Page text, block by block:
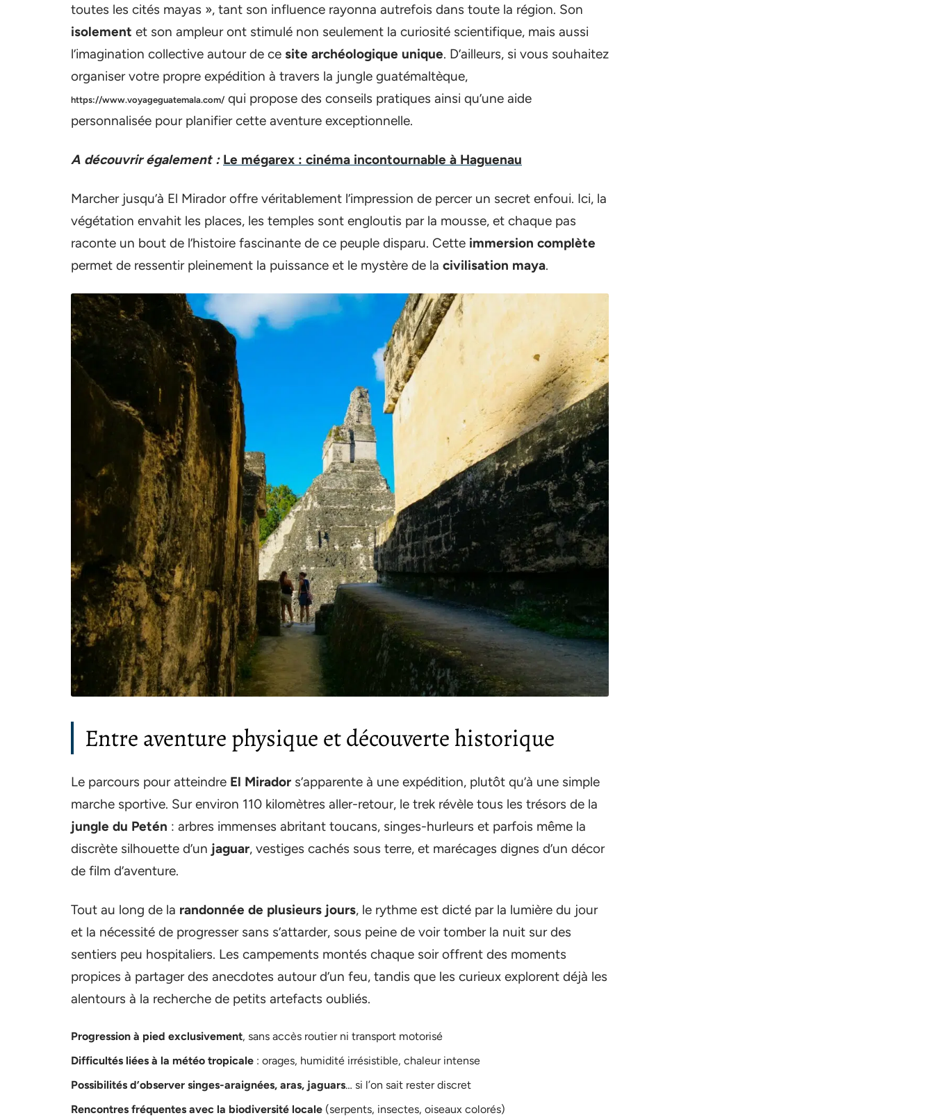
toutes les cités mayas », tant son influence rayonna autrefois dans toute la région. Son
isolement et son ampleur ont stimulé non seulement la curiosité scientifique, mais aussi
l’imagination collective autour de ce site archéologique unique. D’ailleurs, si vous souhaitez
organiser votre propre expédition à travers la jungle guatémaltèque,
https://www.voyageguatemala.com/ qui propose des conseils pratiques ainsi qu’une aide
personnalisée pour planifier cette aventure exceptionnelle.
A découvrir également : Le mégarex : cinéma incontournable à Haguenau
Marcher jusqu’à El Mirador offre véritablement l’impression de percer un secret enfoui. Ici, la
végétation envahit les places, les temples sont engloutis par la mousse, et chaque pas
raconte un bout de l’histoire fascinante de ce peuple disparu. Cette immersion complète
permet de ressentir pleinement la puissance et le mystère de la civilisation maya.
Entre aventure physique et découverte historique
Le parcours pour atteindre El Mirador s’apparente à une expédition, plutôt qu’à une simple
marche sportive. Sur environ 110 kilomètres aller-retour, le trek révèle tous les trésors de la
jungle du Petén : arbres immenses abritant toucans, singes-hurleurs et parfois même la
discrète silhouette d’un jaguar, vestiges cachés sous terre, et marécages dignes d’un décor
de film d’aventure.
Tout au long de la randonnée de plusieurs jours, le rythme est dicté par la lumière du jour
et la nécessité de progresser sans s’attarder, sous peine de voir tomber la nuit sur des
sentiers peu hospitaliers. Les campements montés chaque soir offrent des moments
propices à partager des anecdotes autour d’un feu, tandis que les curieux explorent déjà les
alentours à la recherche de petits artefacts oubliés.
Progression à pied exclusivement, sans accès routier ni transport motorisé
Difficultés liées à la météo tropicale : orages, humidité irrésistible, chaleur intense
Possibilités d’observer singes-araignées, aras, jaguars… si l’on sait rester discret
Rencontres fréquentes avec la biodiversité locale (serpents, insectes, oiseaux colorés)